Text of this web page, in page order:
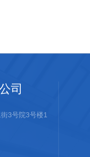
司
3号院3号楼1